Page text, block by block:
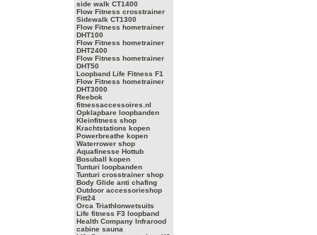
side walk CT1400
Flow Fitness crosstrainer
Sidewalk CT1300
Flow Fitness hometrainer
DHT100
Flow Fitness hometrainer
DHT2400
Flow Fitness hometrainer
DHT50
Loopband Life Fitness F1
Flow Fitness hometrainer
DHT3000
Reebok
fitnessaccessoires.nl
Opklapbare loopbanden
Kleinfitness shop
Krachtstations kopen
Powerbreathe kopen
Waterrower shop
Aquafinesse Hottub
Bosuball kopen
Tunturi loopbanden
Tunturi crosstrainer shop
Body Glide anti chafing
Outdoor accessorieshop
Fitt24
Orca Triathlonwetsuits
Life fitness F3 loopband
Health Company Infrarood
cabine sauna